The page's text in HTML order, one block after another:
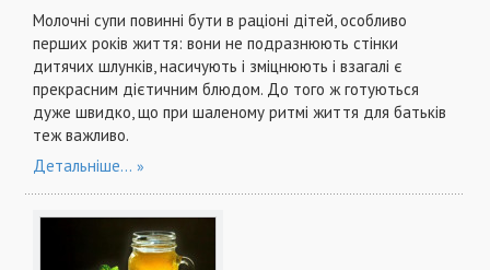
Молочні супи повинні бути в раціоні дітей, особливо
перших років життя: вони не подразнюють стінки
дитячих шлунків, насичують і зміцнюють і взагалі є
прекрасним дієтичним блюдом. До того ж готуються
дуже швидко, що при шаленому ритмі життя для батьків
теж важливо.
Детальніше...